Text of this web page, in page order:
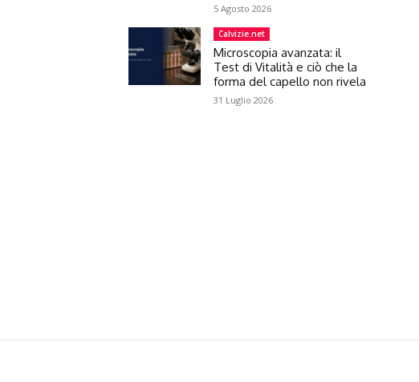
5 Agosto 2026
Calvizie.net
Microscopia avanzata: il
Test di Vitalità e ciò che la
forma del capello non rivela
31 Luglio 2026